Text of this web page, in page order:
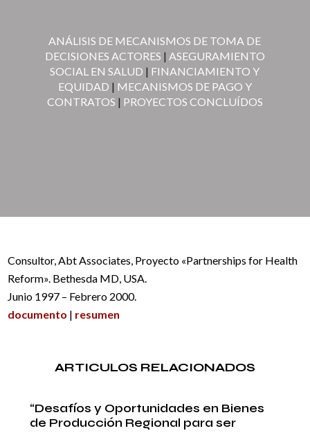
ANÁLISIS DE MECANISMOS DE TOMA DE
DECISIONES ACTORES | ASEGURAMIENTO
SOCIAL EN SALUD | FINANCIAMIENTO Y
EQUIDAD | MECANISMOS DE PAGO Y
CONTRATOS | PROYECTOS CONCLUÍDOS
Consultor, Abt Associates, Proyecto «Partnerships for Health
Reform». Bethesda MD, USA.
Junio 1997 – Febrero 2000.
documento | resumen
ARTICULOS RELACIONADOS
“Desafíos y Oportunidades en Bienes
de Producción Regional para ser